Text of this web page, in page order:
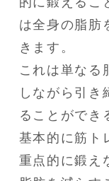
は全身の脂肪
きます。
これは単なる
しながら引き
ることができ
基本的に筋ト
重点的に鍛え